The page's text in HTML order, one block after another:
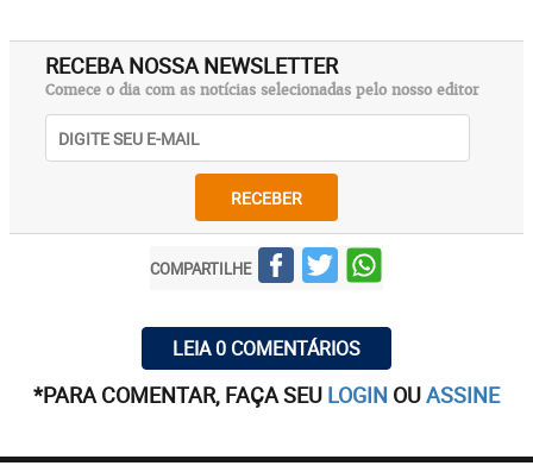
RECEBA NOSSA NEWSLETTER
Comece o dia com as notícias selecionadas pelo nosso editor
RECEBER
COMPARTILHE
LEIA 0 COMENTÁRIOS
*PARA COMENTAR, FAÇA SEU LOGIN OUASSINE